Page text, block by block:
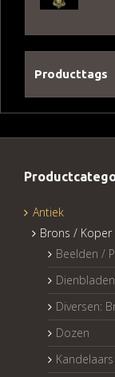
Producttags
Antiek
Brons / Koper
Beelden /
Dienbladen
Diversen:
Dozen
Kandelaars